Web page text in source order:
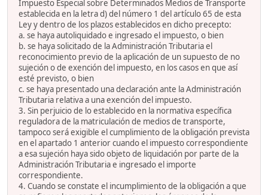
Impuesto Especial sobre Determinados Medios de Transporte
establecida en la letra d) del número 1 del artículo 65 de esta
Ley y dentro de los plazos establecidos en dicho precepto:
a. se haya autoliquidado e ingresado el impuesto, o bien
b. se haya solicitado de la Administración Tributaria el
reconocimiento previo de la aplicación de un supuesto de no
sujeción o de exención del impuesto, en los casos en que así
esté previsto, o bien
c. se haya presentado una declaración ante la Administración
Tributaria relativa a una exención del impuesto.
3. Sin perjuicio de lo establecido en la normativa específica
reguladora de la matriculación de medios de transporte,
tampoco será exigible el cumplimiento de la obligación prevista
en el apartado 1 anterior cuando el impuesto correspondiente
a esa sujeción haya sido objeto de liquidación por parte de la
Administración Tributaria e ingresado el importe
correspondiente.
4. Cuando se constate el incumplimiento de la obligación a que